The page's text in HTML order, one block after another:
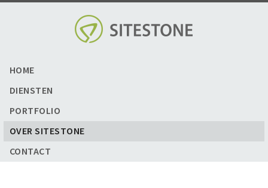
HOME
DIENSTEN
PORTFOLIO
OVER SITESTONE
CONTACT